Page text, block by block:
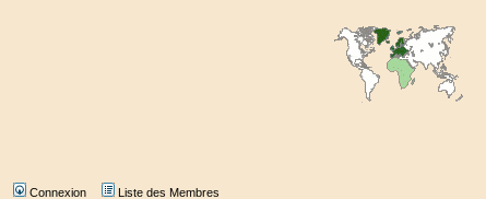
Connexion Liste des Membres